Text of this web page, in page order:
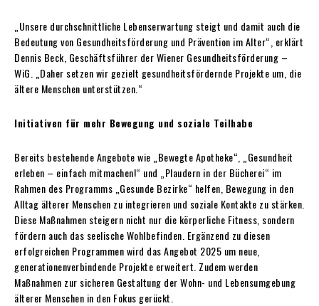
„Unsere durchschnittliche Lebenserwartung steigt und damit auch die
Bedeutung von Gesundheitsförderung und Prävention im Alter“, erklärt
Dennis Beck, Geschäftsführer der Wiener Gesundheitsförderung –
WiG. „Daher setzen wir gezielt gesundheitsfördernde Projekte um, die
ältere Menschen unterstützen.“
Initiativen für mehr Bewegung und soziale Teilhabe
Bereits bestehende Angebote wie „Bewegte Apotheke“, „Gesundheit
erleben – einfach mitmachen!“ und „Plaudern in der Bücherei“ im
Rahmen des Programms „Gesunde Bezirke“ helfen, Bewegung in den
Alltag älterer Menschen zu integrieren und soziale Kontakte zu stärken.
Diese Maßnahmen steigern nicht nur die körperliche Fitness, sondern
fördern auch das seelische Wohlbefinden. Ergänzend zu diesen
erfolgreichen Programmen wird das Angebot 2025 um neue,
generationenverbindende Projekte erweitert. Zudem werden
Maßnahmen zur sicheren Gestaltung der Wohn- und Lebensumgebung
älterer Menschen in den Fokus gerückt.